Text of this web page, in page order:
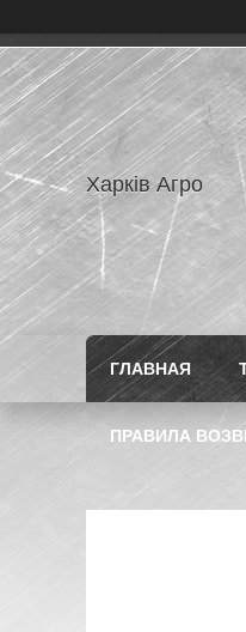
Харків Агро
ГЛАВНАЯ
ПРАВИЛА